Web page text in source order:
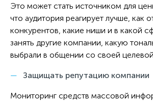
Это может стать источником для
что аудитория реагирует лучше, как
конкурентов, какие ниши и в какой
занять другие компании, какую
выбрали в общении со своей
Защищать репутацию компании
Мониторинг средств массовой